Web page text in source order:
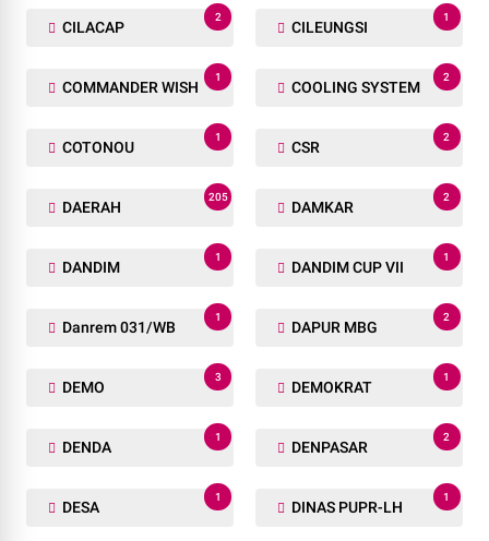
CILACAP
2
CILEUNGSI
1
COMMANDER WISH
1
COOLING SYSTEM
2
COTONOU
1
CSR
2
DAERAH
205
DAMKAR
2
DANDIM
1
DANDIM CUP VII
1
Danrem 031/WB
1
DAPUR MBG
2
DEMO
3
DEMOKRAT
1
DENDA
1
DENPASAR
2
DESA
1
DINAS PUPR-LH
1